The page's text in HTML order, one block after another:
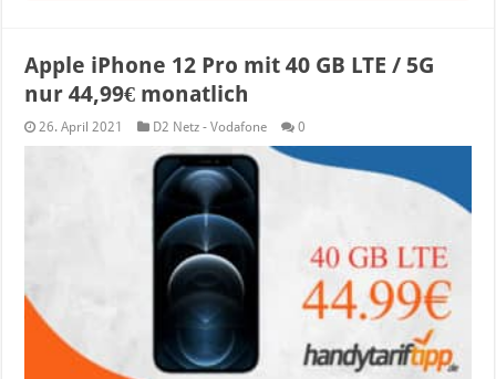
Apple iPhone 12 Pro mit 40 GB LTE / 5G
nur 44,99€ monatlich
26. April 2021 D2 Netz - Vodafone 0